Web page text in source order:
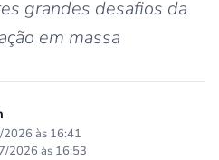
grandes desafios da
em massa
às 16:41
2026 às 16:53